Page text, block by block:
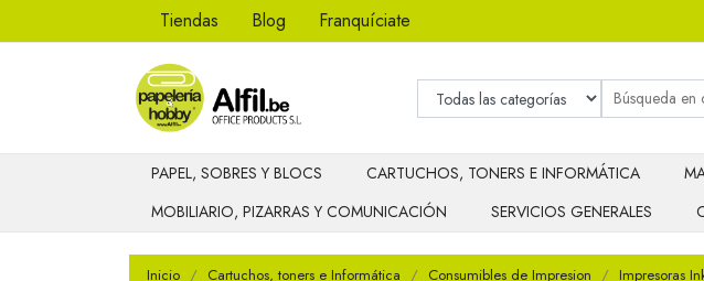
Tiendas Blog Franquíciate
PAPEL, SOBRES Y BLOCS CARTUCHOS, TONERS E INFORMÁTICA
MOBILIARIO, PIZARRAS Y COMUNICACIÓN
SERVICIOS GENERALES
Inicio Cartuchos, toners e Informática Consumibles de Impresion Impresoras